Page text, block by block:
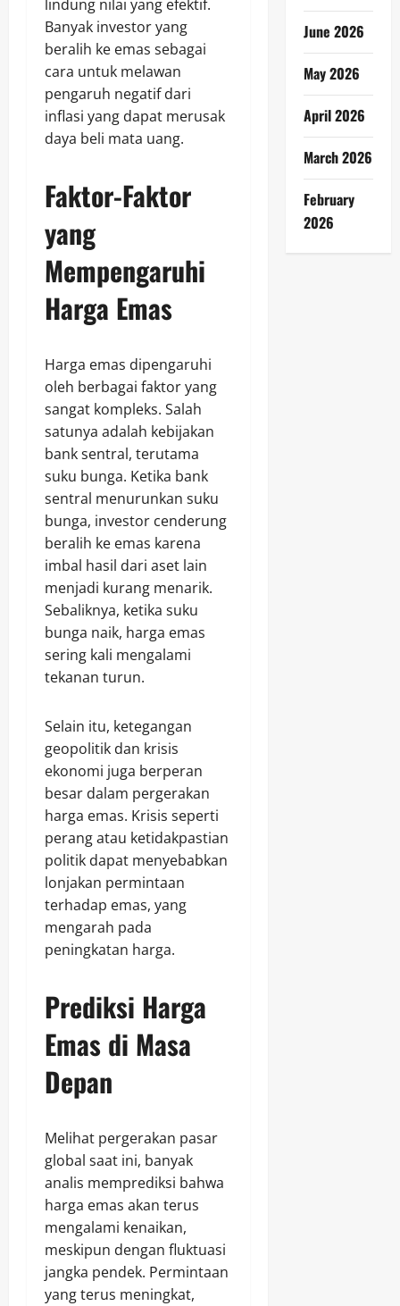
lindung nilai yang efektif.
Banyak investor yang
beralih ke emas sebagai
cara untuk melawan
pengaruh negatif dari
inflasi yang dapat merusak
daya beli mata uang.
Faktor-Faktor
yang
Mempengaruhi
Harga Emas
Harga emas dipengaruhi
oleh berbagai faktor yang
sangat kompleks. Salah
satunya adalah kebijakan
bank sentral, terutama
suku bunga. Ketika bank
sentral menurunkan suku
bunga, investor cenderung
beralih ke emas karena
imbal hasil dari aset lain
menjadi kurang menarik.
Sebaliknya, ketika suku
bunga naik, harga emas
sering kali mengalami
tekanan turun.
Selain itu, ketegangan
geopolitik dan krisis
ekonomi juga berperan
besar dalam pergerakan
harga emas. Krisis seperti
perang atau ketidakpastian
politik dapat menyebabkan
lonjakan permintaan
terhadap emas, yang
mengarah pada
peningkatan harga.
Prediksi Harga
Emas di Masa
Depan
Melihat pergerakan pasar
global saat ini, banyak
analis memprediksi bahwa
harga emas akan terus
mengalami kenaikan,
meskipun dengan fluktuasi
jangka pendek. Permintaan
yang terus meningkat,
June 2026
May 2026
April 2026
March 2026
February
2026